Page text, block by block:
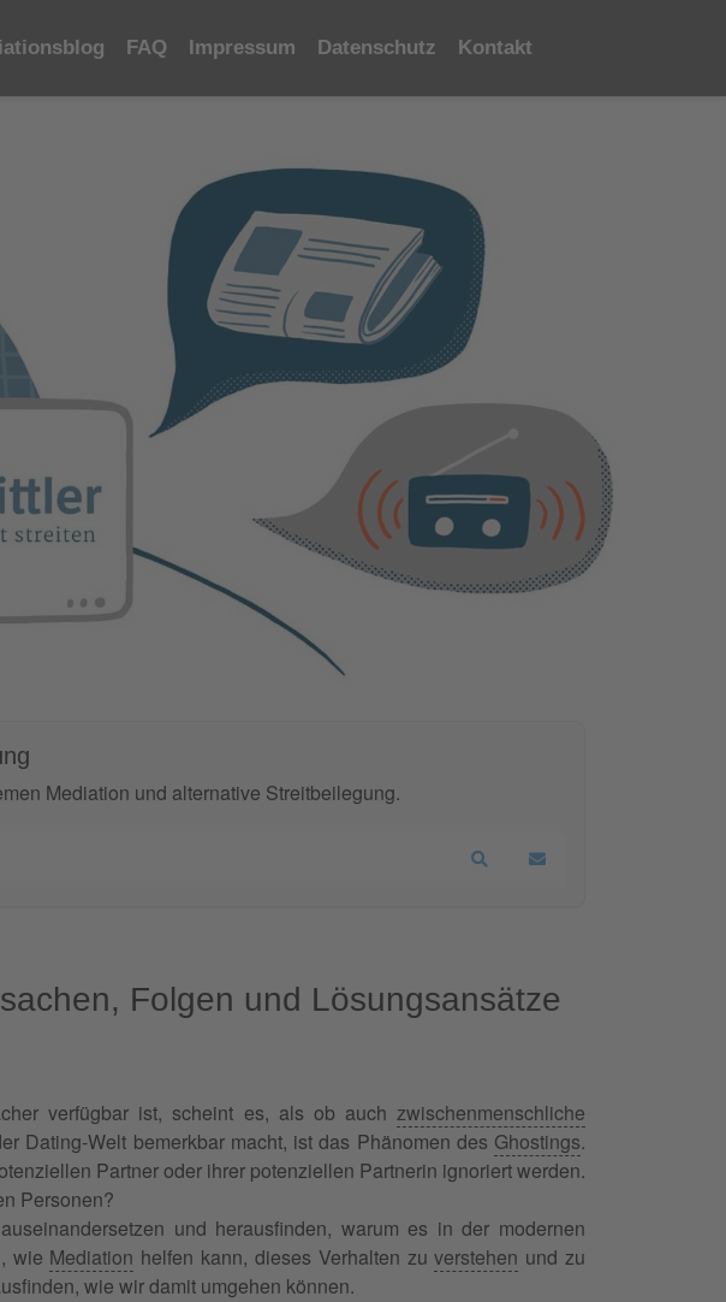
FAQ Impressum Datenschutz Kontakt
Mediation und alternative Streitbeilegung.
SearchUpdates abonnieren
Folgen und Lösungsansätze
verfügbar ist, scheint es, als ob auch zwischenmenschliche
Dating-Welt bemerkbar macht, ist das Phänomen des Ghostings.
Partner oder ihrer potenziellen Partnerin ignoriert werden.
Personen?
und herausfinden, warum es in der modernen
wie Mediation helfen kann, dieses Verhalten zuverstehen und zu
wie wir damit umgehen können.